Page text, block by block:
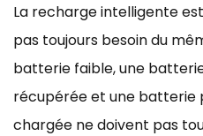
La recharge intelligente
pas toujours besoin du
batterie faible, une
récupérée et une
chargée ne doivent pas